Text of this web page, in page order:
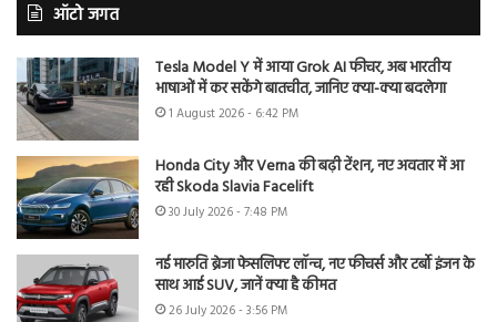
ऑटो जगत
Tesla Model Y में आया Grok AI फीचर, अब भारतीय
भाषाओं में कर सकेंगे बातचीत, जानिए क्या-क्या बदलेगा
1 August 2026 - 6:42 PM
Honda City और Verna की बढ़ी टेंशन, नए अवतार में आ
रही Skoda Slavia Facelift
30 July 2026 - 7:48 PM
नई मारुति ब्रेजा फेसलिफ्ट लॉन्च, नए फीचर्स और टर्बो इंजन के
साथ आई SUV, जानें क्या है कीमत
26 July 2026 - 3:56 PM